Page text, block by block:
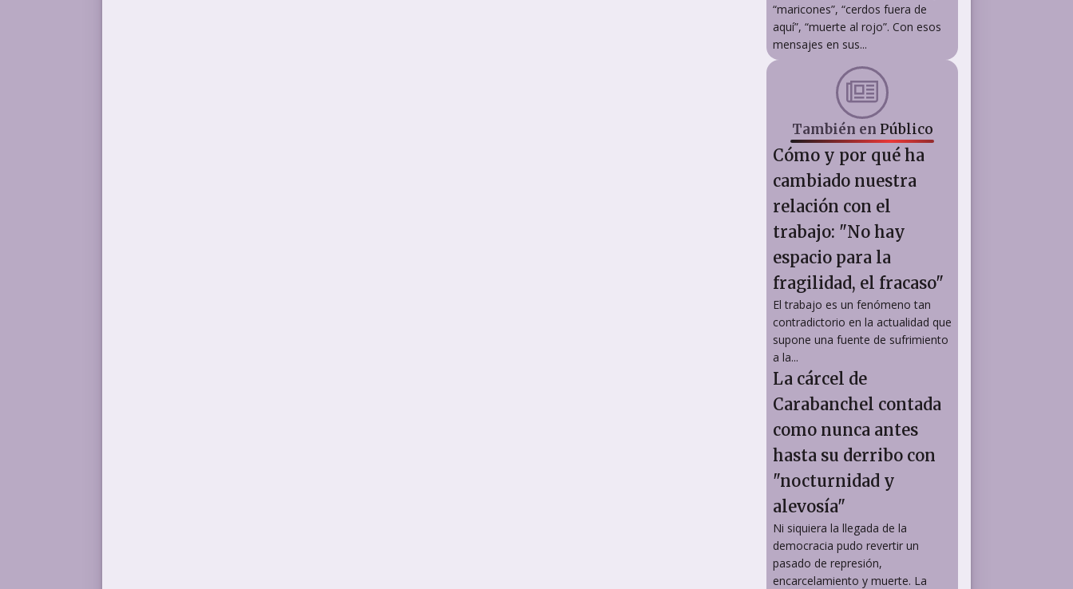
“maricones”, “cerdos fuera de
aquí”, “muerte al rojo”. Con esos
mensajes en sus...
También en Público
Cómo y por qué ha
cambiado nuestra
relación con el
trabajo: "No hay
espacio para la
fragilidad, el fracaso"
El trabajo es un fenómeno tan
contradictorio en la actualidad que
supone una fuente de sufrimiento
a la...
La cárcel de
Carabanchel contada
como nunca antes
hasta su derribo con
"nocturnidad y
alevosía"
Ni siquiera la llegada de la
democracia pudo revertir un
pasado de represión,
encarcelamiento y muerte. La